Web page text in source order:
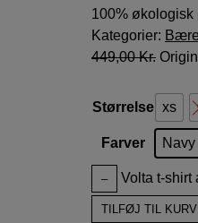
100% økologisk
Kategorier:
449,00Kr.
Størrelse xs
Farver Navy
– Volta t-shirt
TILFØJ TIL KURV